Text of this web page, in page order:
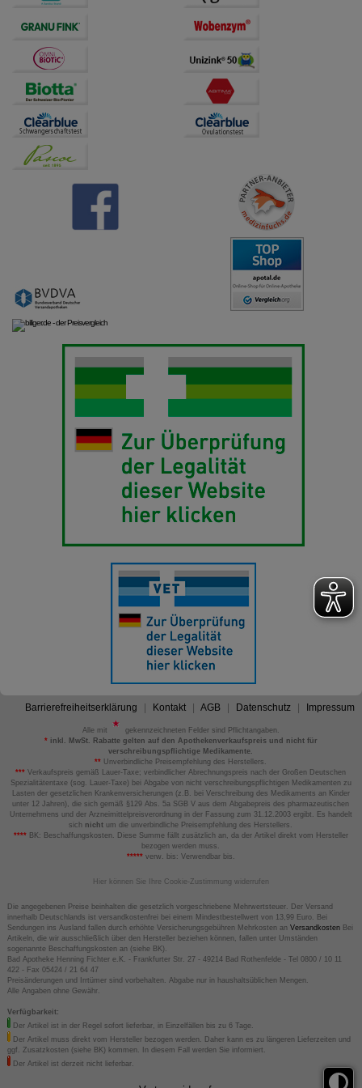
Barrierefreiheitserklärung Kontakt AGB Datenschutz Impressum
Alle mit
gekennzeichneten Felder sind Pflichtangaben.
*inkl. MwSt. Rabatte gelten auf den Apothekenverkaufspreis und nicht für
verschreibungspflichtige Medikamente.
** Unverbindliche Preisempfehlung des Herstellers.
*** Verkaufspreis gemäß Lauer-Taxe; verbindlicher Abrechnungspreis nach der Großen Deutschen
Spezialitätentaxe (sog. Lauer-Taxe) bei Abgabe von nicht verschreibungspflichtigen Medikamenten zu
Lasten der gesetzlichen Krankenversicherungen (z.B. bei Verschreibung des Medikaments an Kinder
unter 12 Jahren), die sich gemäß §129 Abs. 5a SGB V aus dem Abgabepreis des pharmazeutischen
Unternehmens und der Arzneimittelpreisverordnung in der Fassung zum 31.12.2003 ergibt. Es handelt
sich nicht um die unverbindliche Preisempfehlung des Herstellers.
****BK: Beschaffungskosten. Diese Summe fällt zusätzlich an, da der Artikel direkt vom Hersteller
bezogen werden muss.
*****verw. bis: Verwendbar bis.
Hier können Sie Ihre Cookie-Zustimmung widerrufen
Die angegebenen Preise beinhalten die gesetzlich vorgeschriebene Mehrwertsteuer. Der Versand
innerhalb Deutschlands ist versandkostenfrei bei einem Mindestbestellwert von 13,99 Euro. Bei
Sendungen ins Ausland fallen durch erhöhte Versicherungsgebühren Mehrkosten an VersandkostenBei
Artikeln, die wir ausschließlich über den Hersteller beziehen können, fallen unter Umständen
sogenannte Beschaffungskosten an (siehe BK).
Bad Apotheke Henning Fichter e.K. - Frankfurter Str. 27 - 49214 Bad Rothenfelde - Tel 0800 / 10 11
422 - Fax 05424 / 21 64 47
Preisänderungen und Irrtümer sind vorbehalten. Abgabe nur in haushaltsüblichen Mengen.
Alle Angaben ohne Gewähr.
Verfügbarkeit:
Der Artikel ist in der Regel sofort lieferbar, in Einzelfällen bis zu 6 Tage.
Der Artikel muss direkt vom Hersteller bezogen werden. Daher kann es zu längeren Lieferzeiten und
ggf. Zusatzkosten (siehe BK) kommen. In diesem Fall werden Sie informiert.
Der Artikel ist derzeit nicht lieferbar.